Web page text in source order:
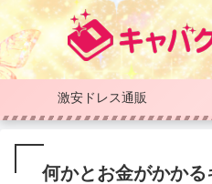
激安ドレス通販
何かとお金がかか